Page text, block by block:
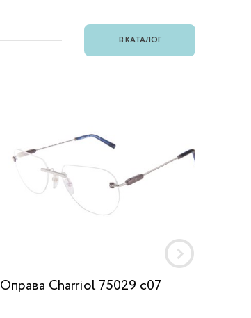
В КАТАЛОГ
Оправа Charriol 75029 c07